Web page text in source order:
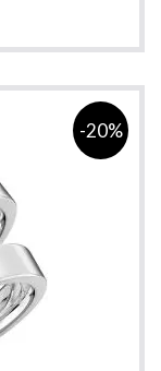
-20%